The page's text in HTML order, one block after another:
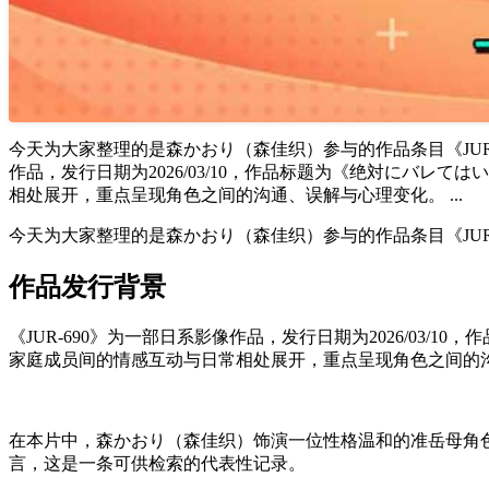
今天为大家整理的是森かおり（森佳织）参与的作品条目《
作品，发行日期为2026/03/10，作品标题为《绝対にバレて
相处展开，重点呈现角色之间的沟通、误解与心理变化。 ...
今天为大家整理的是森かおり（森佳织）参与的作品条目《
作品发行背景
《JUR-690》为一部日系影像作品，发行日期为2026/03/10
家庭成员间的情感互动与日常相处展开，重点呈现角色之间的
在本片中，森かおり（森佳织）饰演一位性格温和的准岳母
言，这是一条可供检索的代表性记录。